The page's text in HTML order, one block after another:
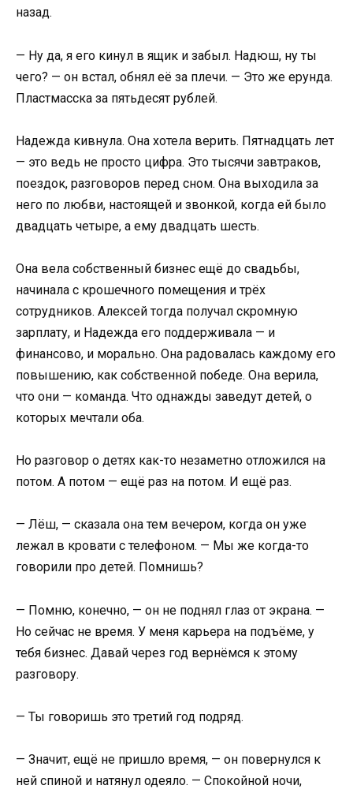
назад.
— Ну да, я его кинул в ящик и забыл. Надюш, ну ты
чего? — он встал, обнял её за плечи. — Это же ерунда.
Пластмасска за пятьдесят рублей.
Надежда кивнула. Она хотела верить. Пятнадцать лет
— это ведь не просто цифра. Это тысячи завтраков,
поездок, разговоров перед сном. Она выходила за
него по любви, настоящей и звонкой, когда ей было
двадцать четыре, а ему двадцать шесть.
Она вела собственный бизнес ещё до свадьбы,
начинала с крошечного помещения и трёх
сотрудников. Алексей тогда получал скромную
зарплату, и Надежда его поддерживала — и
финансово, и морально. Она радовалась каждому его
повышению, как собственной победе. Она верила,
что они — команда. Что однажды заведут детей, о
которых мечтали оба.
Но разговор о детях как-то незаметно отложился на
потом. А потом — ещё раз на потом. И ещё раз.
— Лёш, — сказала она тем вечером, когда он уже
лежал в кровати с телефоном. — Мы же когда-то
говорили про детей. Помнишь?
— Помню, конечно, — он не поднял глаз от экрана. —
Но сейчас не время. У меня карьера на подъёме, у
тебя бизнес. Давай через год вернёмся к этому
разговору.
— Ты говоришь это третий год подряд.
— Значит, ещё не пришло время, — он повернулся к
ней спиной и натянул одеяло. — Спокойной ночи,